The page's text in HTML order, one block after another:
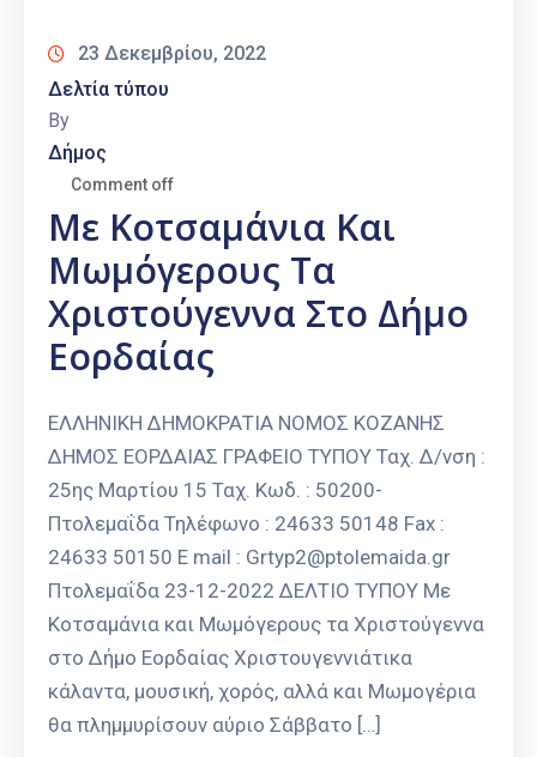
23 Δεκεμβρίου, 2022
Δελτία τύπου
By
Δήμος
Comment off
Με Κοτσαμάνια Και
Μωμόγερους Τα
Χριστούγεννα Στο Δήμο
Εορδαίας
ΕΛΛΗΝΙΚΗ ΔΗΜΟΚΡΑΤΙΑ ΝΟΜΟΣ ΚΟΖΑΝΗΣ
ΔΗΜΟΣ ΕΟΡΔΑΙΑΣ ΓΡΑΦΕΙΟ ΤΥΠΟΥ Ταχ. Δ/νση :
25ης Μαρτίου 15 Ταχ. Κωδ. : 50200-
Πτολεμαΐδα Τηλέφωνο : 24633 50148 Fax :
24633 50150 E mail : Grtyp2@ptolemaida.gr
Πτολεμαΐδα 23-12-2022 ΔΕΛΤΙΟ ΤΥΠΟΥ Με
Κοτσαμάνια και Μωμόγερους τα Χριστούγεννα
στο Δήμο Εορδαίας Χριστουγεννιάτικα
κάλαντα, μουσική, χορός, αλλά και Μωμογέρια
θα πλημμυρίσουν αύριο Σάββατο […]